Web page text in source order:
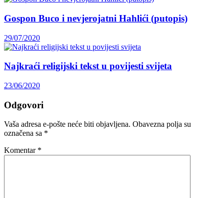
Gospon Buco i nevjerojatni Hahlići (putopis)
29/07/2020
Najkraći religijski tekst u povijesti svijeta
23/06/2020
Odgovori
Vaša adresa e-pošte neće biti objavljena. Obavezna polja su
označena sa *
Komentar *